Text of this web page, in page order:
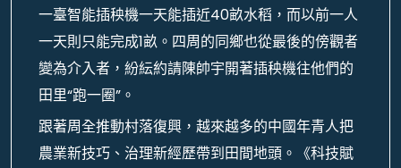
一臺智能插秧機一天能插近40畝水稻，而以前一人
一天則只能完成1畝。四周的同鄉也從最後的傍觀者
變為介入者，紛紜約請陳帥宇開著插秧機往他們的
田里“跑一圈”。
跟著周全推動村落復興，越來越多的中國年青人把
農業新技巧、治理新經歷帶到田間地頭。《科技賦